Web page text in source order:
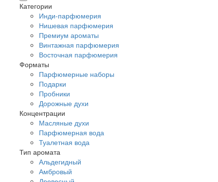
Категории
Инди-парфюмерия
Нишевая парфюмерия
Премиум ароматы
Винтажная парфюмерия
Восточная парфюмерия
Форматы
Парфюмерные наборы
Подарки
Пробники
Дорожные духи
Концентрации
Масляные духи
Парфюмерная вода
Туалетная вода
Тип аромата
Альдегидный
Амбровый